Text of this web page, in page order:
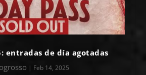
entradas de día agotadas
| Feb 14, 2025